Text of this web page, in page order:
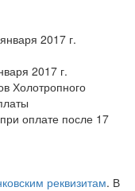
2017 г.
2017 г.
Холотропного
оплате после 17
реквизитам. В